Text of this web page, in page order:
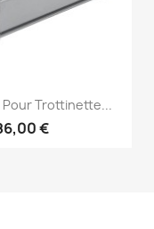
rapide
Trottinette...
€